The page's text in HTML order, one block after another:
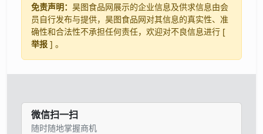
免责声明： 昊图食品网展示的企业信息及供求信息由会
员自行发布与提供，昊图食品网对其信息的真实性、准
确性和合法性不承担任何责任，欢迎对不良信息进行 [
举报 ] 。
微信扫一扫
随时随地掌握商机